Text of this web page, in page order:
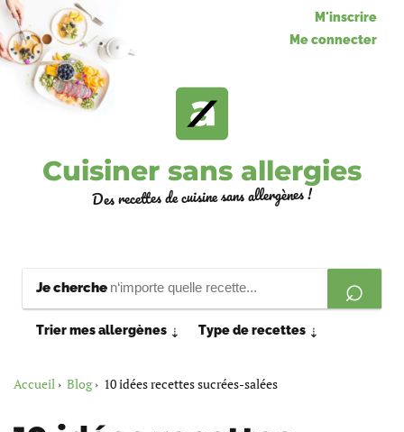
M'inscrire
Me connecter
Cuisiner sans allergies
Des recettes de cuisine sans allergènes !
Je cherche
Trier mes allergènes ⇣ Type de recettes ⇣
Accueil Blog 10 idées recettes sucrées-salées